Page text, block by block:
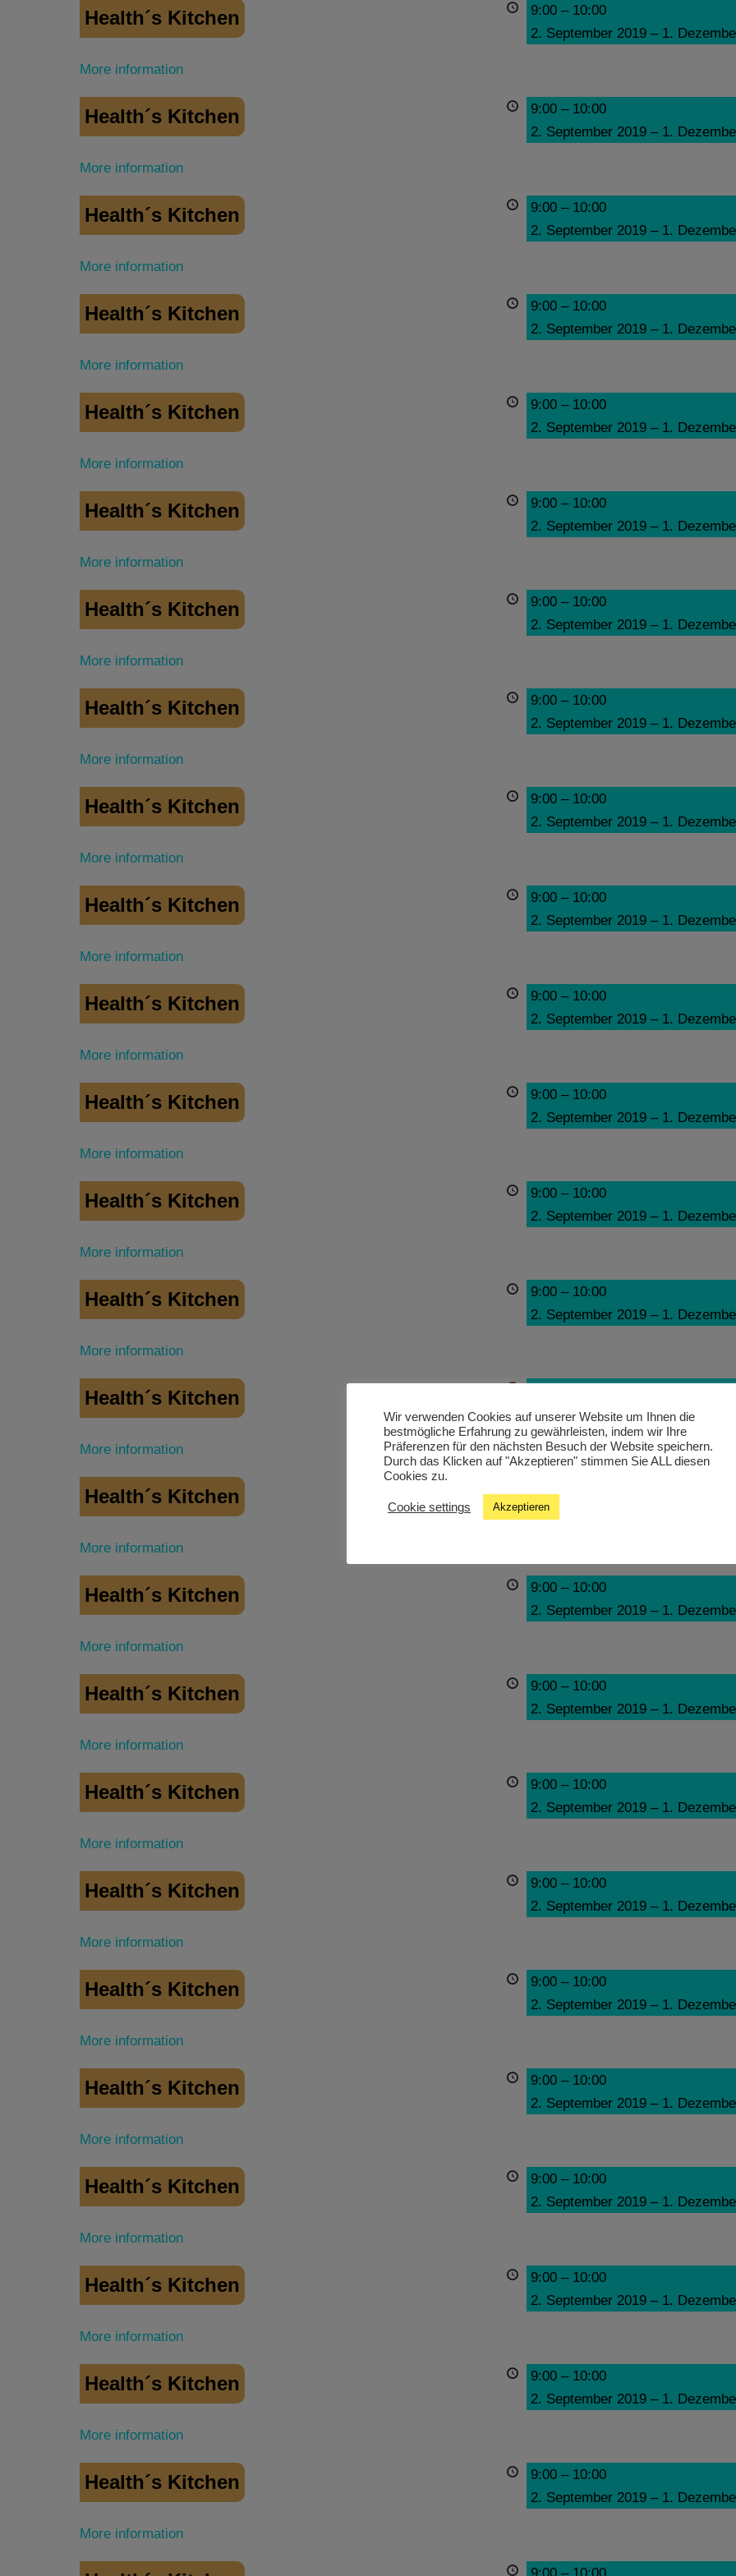
Health´s Kitchen 9:00 – 10:00
2. September 2019 – 1.
More information
Health´s Kitchen 9:00 – 10:00
2. September 2019 – 1.
More information
Health´s Kitchen 9:00 – 10:00
2. September 2019 – 1.
More information
Health´s Kitchen 9:00 – 10:00
2. September 2019 – 1.
More information
Health´s Kitchen 9:00 – 10:00
2. September 2019 – 1.
More information
Health´s Kitchen 9:00 – 10:00
2. September 2019 – 1.
More information
Health´s Kitchen 9:00 – 10:00
2. September 2019 – 1.
More information
Health´s Kitchen 9:00 – 10:00
2. September 2019 – 1.
More information
Health´s Kitchen 9:00 – 10:00
2. September 2019 – 1.
More information
Health´s Kitchen 9:00 – 10:00
2. September 2019 – 1.
More information
Health´s Kitchen 9:00 – 10:00
2. September 2019 – 1.
More information
Health´s Kitchen 9:00 – 10:00
2. September 2019 – 1.
More information
Health´s Kitchen 9:00 – 10:00
2. September 2019 – 1.
More information
Health´s Kitchen 9:00 – 10:00
2. September 2019 – 1.
More information
Health´s Kitchen
2. September 2019 –1.
More information
Health´s Kitchen
2. September 2019
1.
More information
Health´s Kitchen 9:00 – 10:00
2. September 2019 – 1.
More information
Health´s Kitchen 9:00 – 10:00
2. September 2019 – 1.
More information
Health´s Kitchen 9:00 – 10:00
2. September 2019 – 1.
More information
Health´s Kitchen 9:00 – 10:00
2. September 2019 – 1.
More information
Health´s Kitchen 9:00 – 10:00
2. September 2019 – 1.
More information
Health´s Kitchen 9:00 – 10:00
2. September 2019 – 1.
More information
Health´s Kitchen 9:00 – 10:00
2. September 2019 – 1.
More information
Health´s Kitchen 9:00 – 10:00
2. September 2019 – 1.
More information
Health´s Kitchen 9:00 – 10:00
2. September 2019 – 1.
More information
Health´s Kitchen 9:00 – 10:00
2. September 2019 – 1.
More information
Wir verwenden Cookies auf unserer Website um Ihnen die
bestmögliche Erfahrung zu gewährleisten, indem wir Ihre
Präferenzen für den nächsten Besuch der Website speichern.
Durch das Klicken auf "Akzeptieren" stimmen Sie ALL diesen
Cookies zu.
Cookie settings Akzeptieren